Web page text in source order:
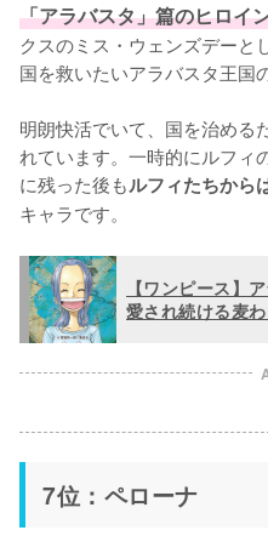
「アラバスタ」篇のヒロイ
クスのミス・ウェンズデーと
国を救いたいアラバスタ王国
明朗快活でいて、国を治める
れています。一時的にルフィ
に残った後もルフィたちから
キャラです。
【ワンピース】
愛され続ける麦
7位：ペローナ